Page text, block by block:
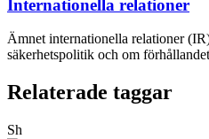
Internationella relationer
Ämnet internationella relationer
säkerhetspolitik och om
Relaterade taggar
Sh